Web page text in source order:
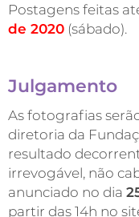
Postagens feitas
de 2020 (sábado).
Julgamento
As fotografias
diretoria da
resultado
irrevogável, não
anunciado no dia
partir das 14h no